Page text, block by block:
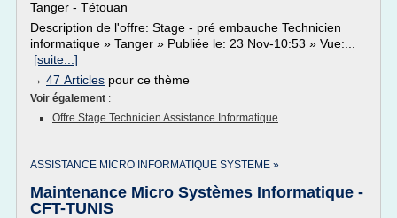
Tanger - Tétouan
Description de l'offre: Stage - pré embauche Technicien
informatique » Tanger » Publiée le: 23 Nov-10:53 » Vue:...
[suite...]
→ 47 Articles pour ce thème
Voir également :
Offre Stage Technicien Assistance Informatique
ASSISTANCE MICRO INFORMATIQUE SYSTEME »
Maintenance Micro Systèmes Informatique -
CFT-TUNIS